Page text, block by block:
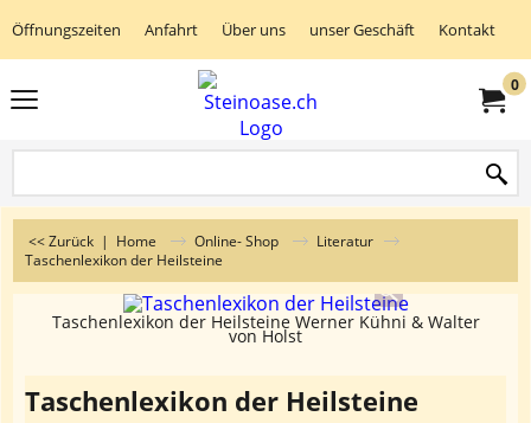
Öffnungszeiten Anfahrt Über uns unser Geschäft Kontakt
0
<< Zurück | Home Online- Shop
Literatur
Taschenlexikon der Heilsteine
Taschenlexikon der Heilsteine Werner Kühni & Walter
von Holst
Taschenlexikon der Heilsteine